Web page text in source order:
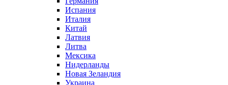
Испания
Италия
Китай
Латвия
Литва
Мексика
Нидерланды
Новая Зеландия
Украина